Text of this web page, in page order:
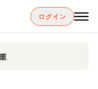
ログイン